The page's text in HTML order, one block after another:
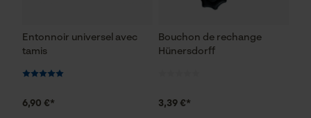
Entonnoir universel avec
tamis
6,90 €*
Bouchon de rechange
Hünersdorff
3,39 €*